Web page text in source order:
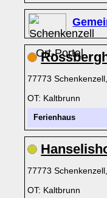
77773
OT: Kaltbrunn
Ferienhaus
77773
OT: Kaltbrunn